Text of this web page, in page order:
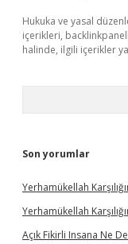
Hukuka ve yasal
içerikleri,
halinde, ilgili içerikler
Son yorumlar
Yerhamükellah
Yerhamükellah
Açık Fikirli Insana Ne